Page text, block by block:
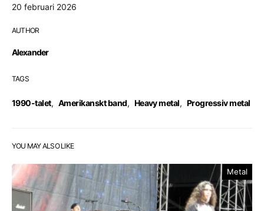
20 februari 2026
AUTHOR
Alexander
TAGS
1990-talet, Amerikanskt band, Heavy metal, Progressiv metal
YOU MAY ALSO LIKE
Metal